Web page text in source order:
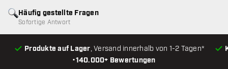
•140.000+ Bewertungen
Produkte auf Lager, Versand innerhalb von 1-2 Tagen*
Häufig gestellte Fragen
Sofortige Antwort